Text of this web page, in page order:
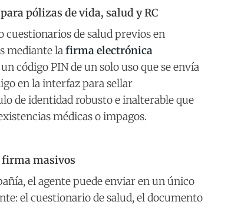
pólizas de vida, salud y RC
de salud previos en
mediante lafirma electrónica
código PIN de un solo uso que se envía
en la interfaz para sellar
de identidad robusto e inalterable que
médicas o impagos.
firma masivos
el agente puede enviar en un único
el cuestionario de salud, el documento